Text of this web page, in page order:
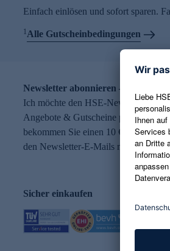
Einfach einlösen und sofort sparen.
1Alle Gutscheinbedingungen
Newsletter abonnieren – 10 €
Ich möchte den HSE-Newsletter
Angebote & Gutscheine per E-Mail
bekommen Sie einen 10 €
den Newsletter-E-Mails möglich.
Sicher einkaufen